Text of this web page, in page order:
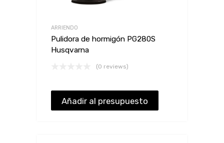
ARRIENDO
Pulidora de hormigón PG280S
Husqvarna
(0 reviews)
Añadir al presupuesto